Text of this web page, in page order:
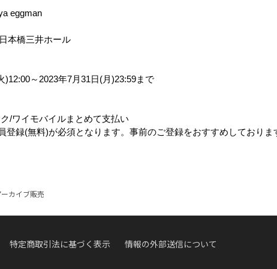
eggman
本橋三井ホール
)12:00～ 2023年7月 31 日 (月 )23:59まで
/ワイモバイルまとめて支払い
登録(無料)が必須となります。事前のご登録をおすすめしておりま
カイブ販売
特定商取引法に基づく表示 情報の外部送信について